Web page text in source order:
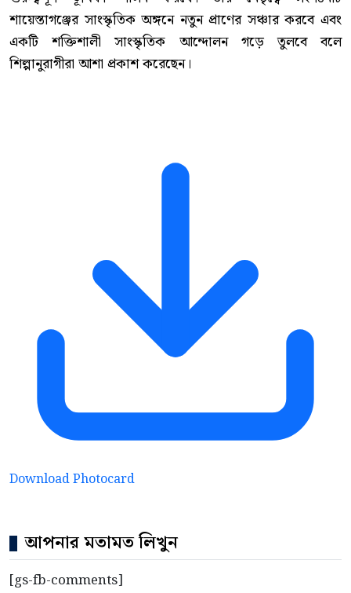
শায়েস্তাগঞ্জের সাংস্কৃতিক অঙ্গনে নতুন প্রাণের সঞ্চার করবে এবং
একটি শক্তিশালী সাংস্কৃতিক আন্দোলন গড়ে তুলবে বলে
শিল্পানুরাগীরা আশা প্রকাশ করেছেন।
Download Photocard
আপনার মতামত লিখুন
[gs-fb-comments]